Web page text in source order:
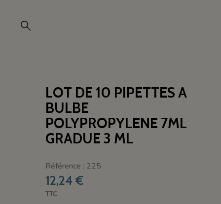
LOT DE 10 PIPETTES A
BULBE
POLYPROPYLENE 7ML
GRADUE 3 ML
Référence : 225
12,24 €
TTC